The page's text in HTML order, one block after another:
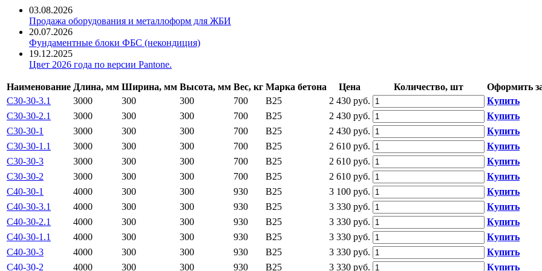
03.08.2026
Продажа оборудования и металлоформ для ЖБИ
20.07.2026
Фундаментные блоки ФБС (некондиция)
19.12.2025
Цвет 2026 года по версии Pantone.
Наименование Длина, мм Ширина, мм Высота, мм Вес, кг Марка бетона Цена Количество, шт
Оформить
С30-30-3.1
3000 300 300 700 В25 2 430 руб.
Купить
С30-30-2.1
3000 300 300 700 В25 2 430 руб.
Купить
С30-30-1
3000 300 300 700 В25 2 430 руб.
Купить
С30-30-1.1
3000 300 300 700 В25 2 610 руб.
Купить
С30-30-3
3000 300 300 700 В25 2 610 руб.
Купить
С30-30-2
3000 300 300 700 В25 2 610 руб.
Купить
С40-30-1
4000 300 300 930 В25 3 100 руб.
Купить
С40-30-3.1
4000 300 300 930 В25 3 330 руб.
Купить
С40-30-2.1
4000 300 300 930 В25 3 330 руб.
Купить
С40-30-1.1
4000 300 300 930 В25 3 330 руб.
Купить
С40-30-3
4000 300 300 930 В25 3 330 руб.
Купить
С40-30-2
4000 300 300 930 B25 3 330 руб. Купить